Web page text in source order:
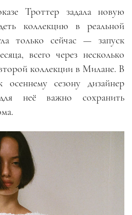
Троттер задала новую
коллекцию в реальной
только сейчас — запуск
всего через несколько
коллекции в Милане. В
осеннему сезону дизайнер
неё важно сохранить